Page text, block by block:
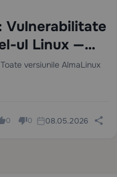
Vulnerabilitate
ul Linux —
Acum
versiunile AlmaLinux
0 0 08.05.2026